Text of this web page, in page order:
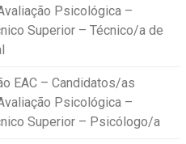
Psicológica –
Superior – Técnico/a de
EAC – Candidatos/as
Psicológica –
Superior – Psicólogo/a